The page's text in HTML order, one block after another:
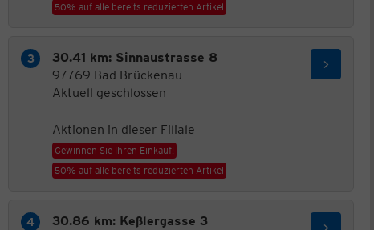
50% auf alle bereits reduzierten Artikel
30.41 km: Sinnaustrasse 8
97769 Bad Brückenau
Aktuell geschlossen
Aktionen in dieser Filiale
Gewinnen Sie Ihren Einkauf!
50% auf alle bereits reduzierten Artikel
30.86 km: Keßlergasse 3